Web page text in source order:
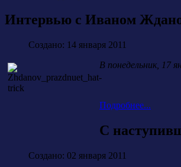
Интервью с Иваном
Создано: 14 января 2011
В понедельник, 17
Подробнее...
С
Создано: 02 января 2011